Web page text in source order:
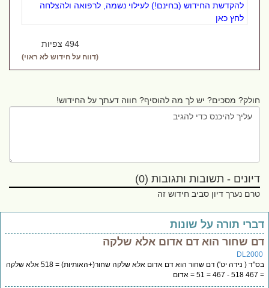
להקדשת החידוש (בחינם!) לעילוי נשמה, לרפואה ולהצלחה
לחץ כאן
494 צפיות
(דווח על חידוש לא ראוי)
חולק? מסכים? יש לך מה להוסיף? חווה דעתך על החידוש!
דיונים - תשובות ותגובות (0)
טרם נערך דיון סביב חידוש זה
תורה על שונות
שחור הוא דם אדום אלא שלקה
בס"ד ( נידה יט') דם שחור הוא דם אדום אלא שלקה שחור(+האותיות) = 518 אלא שלקה